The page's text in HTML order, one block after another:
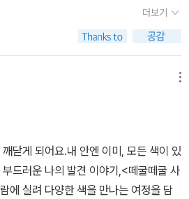
보는 활동을 해보았어요매일 평평한 종
아닌 무언가에 그리는 활동을 아이가 참
선에 그림 그리니 재미있어요!''내 하얀
요!'하얀 알에 물든 동그란 무늬를 따라
노란 달팽이도 그리고핑크색 애벌레도
색은 사용 안 할 거야'라고 말하며무지갯
'아니야 검은색도 예쁘지'라며검은색으
ㅎㅎ별거 아닌 활동들이지만 책을 읽고
재미있어하고 책에 애정을 더욱 갖게
의력과 사고력도 향상시켜 주지요^^하
보며색마다 떠오르는 감정을 생각하면서
니다.​이 책은 색깔과 감정,성장을 하나
속에 멋지게 담아낸작가의 상상력과 세
하나하나 떠올리게 만들며마음까지 물
는 감정과 경험의 또 다른 이름 색,각자
다시 기억해 보는 시간으로 초대합니
떼굴사르르사르르 #김예은글그림 #
그대로.아이가 까만 감정 속에 머무는
작고 선명한 색들이 살아 있어요.언젠
을 향해 걸어 나오게 되겠지요.색을 따
마음이 깊어져 가는 이야기랍니다.함께
서 도서를 제공받아 작성한 리뷰입니
더보기
닫게 되어요.내 안엔 이미, 모든 색이 있
드러운 나의 발견 이야기,<떼굴떼굴 사
에 실려 다양한 색을 만나는 여정을 담